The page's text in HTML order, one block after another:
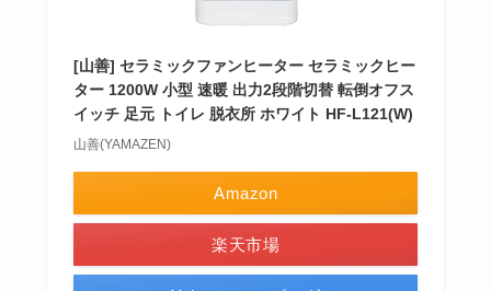
[山善] セラミックファンヒーター セラミックヒー
ター 1200W 小型 速暖 出力2段階切替 転倒オフス
イッチ 足元 トイレ 脱衣所 ホワイト HF-L121(W)
山善(YAMAZEN)
Amazon
楽天市場